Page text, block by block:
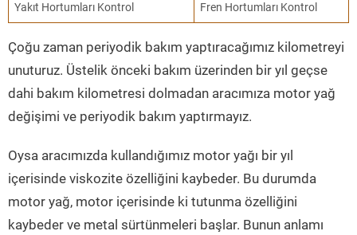
Yakıt Hortumları Kontrol Fren Hortumları Kontrol
Çoğu zaman periyodik bakım yaptıracağımız kilometreyi
unuturuz. Üstelik önceki bakım üzerinden bir yıl geçse
dahi bakım kilometresi dolmadan aracımıza motor yağ
değişimi ve periyodik bakım yaptırmayız.
Oysa aracımızda kullandığımız motor yağı bir yıl
içerisinde viskozite özelliğini kaybeder. Bu durumda
motor yağ, motor içerisinde ki tutunma özelliğini
kaybeder ve metal sürtünmeleri başlar. Bunun anlamı